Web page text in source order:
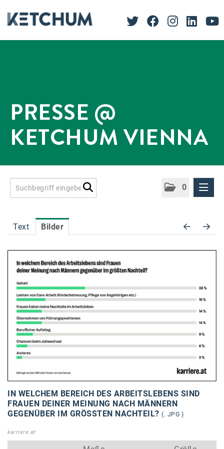
PRESSE @
KETCHUM VIENNA
0
Accessiway
ALC
Anadi Bank
Arthur D. Little
Bake the Shape
BBDO Wien
bellaflora
Be.See.
BISON
Brandl Talos
Text Bilder
IN WELCHEM BEREICH DES ARBEITSLEBENS SIND
FRAUEN DEINER MEINUNG NACH MÄNNERN
GEGENÜBER IM GRÖSSTEN NACHTEIL? (. JPG )
karriere.at